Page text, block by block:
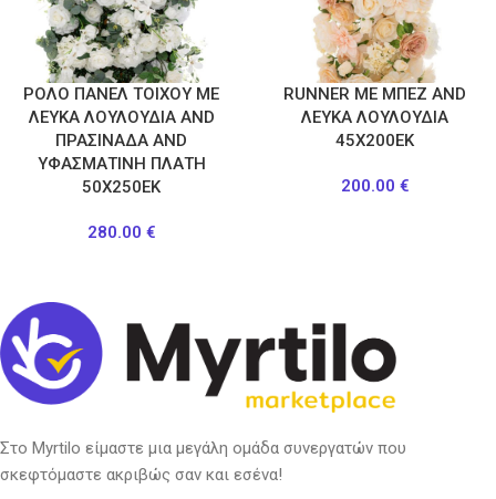
ΡΟΛΟ ΠΑΝΕΛ ΤΟΙΧΟΥ ΜΕ
ΛΕΥΚΑ ΛΟΥΛΟΥΔΙΑ AND
ΠΡΑΣΙΝΑΔΑ AND
ΥΦΑΣΜΑΤΙΝΗ ΠΛΑΤΗ
50Χ250ΕΚ
280.00 €
RUNNER ΜΕ ΜΠΕΖ AND
ΛΕΥΚΑ ΛΟΥΛΟΥΔΙΑ
45Χ200ΕΚ
200.00 €
Στο Myrtilo είμαστε μια μεγάλη ομάδα συνεργατών που
σκεφτόμαστε ακριβώς σαν και εσένα!